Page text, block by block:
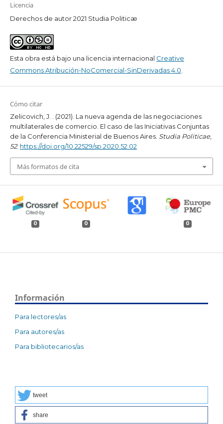
Licencia
Derechos de autor 2021 Studia Politicæ
Esta obra está bajo una licencia internacional Creative
Commons Atribución-NoComercial-SinDerivadas 4.0.
Cómo citar
Zelicovich, J. . (2021). La nueva agenda de las negociaciones
multilaterales de comercio. El caso de las Iniciativas Conjuntas
de la Conferencia Ministerial de Buenos Aires. Studia Politicae,
52. https://doi.org/10.22529/sp.2020.52.02
Más formatos de cita
0 0 0
Información
Para lectores/as
Para autores/as
Para bibliotecarios/as
tweet
share